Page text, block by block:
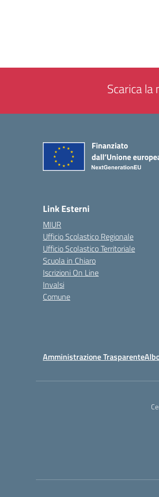
Scarica
Link Esterni
MIUR
Ufficio Scolastico Regionale
Ufficio Scolastico Territoriale
Scuola in Chiaro
Iscrizioni On Line
Invalsi
Comune
Amministrazione Trasparente